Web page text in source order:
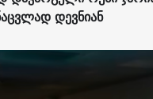
დევნიან